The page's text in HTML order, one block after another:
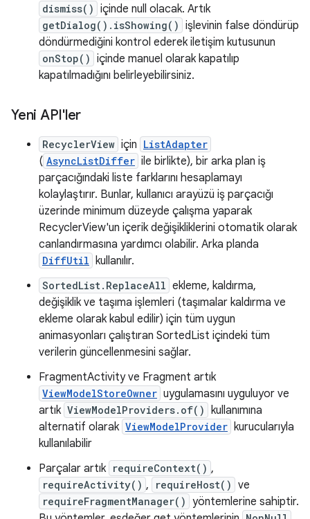
dismiss() içinde null olacak. Artık
getDialog().isShowing() işlevinin false döndürüp
döndürmediğini kontrol ederek iletişim kutusunun
onStop() içinde manuel olarak kapatılıp
kapatılmadığını belirleyebilirsiniz.
Yeni API'ler
RecyclerView için ListAdapter
( AsyncListDiffer ile birlikte), bir arka plan iş
parçacığındaki liste farklarını hesaplamayı
kolaylaştırır. Bunlar, kullanıcı arayüzü iş parçacığı
üzerinde minimum düzeyde çalışma yaparak
RecyclerView'un içerik değişikliklerini otomatik olarak
canlandırmasına yardımcı olabilir. Arka planda
DiffUtil kullanılır.
SortedList.ReplaceAll ekleme, kaldırma,
değişiklik ve taşıma işlemleri (taşımalar kaldırma ve
ekleme olarak kabul edilir) için tüm uygun
animasyonları çalıştıran SortedList içindeki tüm
verilerin güncellenmesini sağlar.
FragmentActivity ve Fragment artık
ViewModelStoreOwner uygulamasını uyguluyor ve
artık ViewModelProviders.of() kullanımına
alternatif olarak ViewModelProvider kurucularıyla
kullanılabilir
Parçalar artık requireContext() ,
requireActivity() , requireHost() ve
requireFragmentManager() yöntemlerine sahiptir.